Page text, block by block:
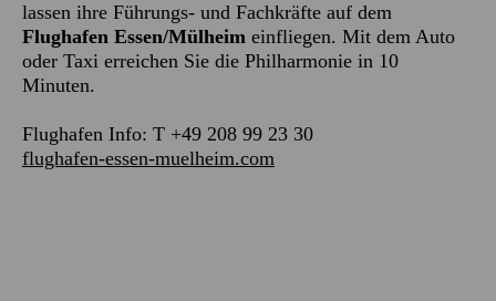
lassen ihre Führungs- und Fachkräfte auf dem
Flughafen Essen/Mülheim einfliegen. Mit dem Auto
oder Taxi erreichen Sie die Philharmonie in 10
Minuten.
Flughafen Info: T +49 208 99 23 30
flughafen-essen-muelheim.com